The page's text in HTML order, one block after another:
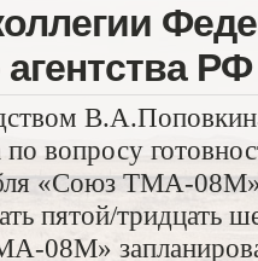
РФ
вопросу
«Союз ТМА-
пятой/тридцать
08М»